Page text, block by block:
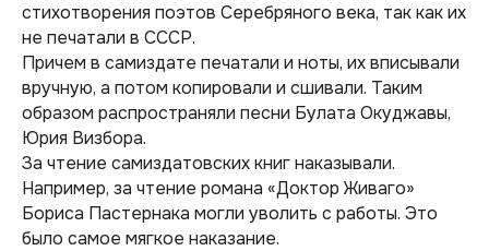
стихотворения поэтов Серебряного века, так как их
не печатали в СССР.
Причем в самиздате печатали и ноты, их вписывали
вручную, а потом копировали и сшивали. Таким
образом распространяли песни Булата Окуджавы,
Юрия Визбора.
За чтение самиздатовских книг наказывали.
Например, за чтение романа «Доктор Живаго»
Бориса Пастернака могли уволить с работы. Это
было самое мягкое наказание.